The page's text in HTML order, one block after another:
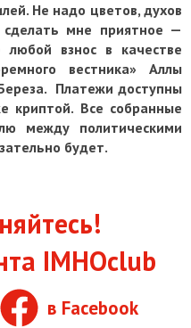
Не надо цветов, духов
мне приятное —
любой взнос в качестве
вестника» Аллы
Платежи доступны
криптой. Все собранные
между политическими
будет.
IMHOclub
в Facebook